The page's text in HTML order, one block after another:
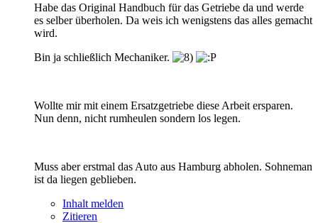
Habe das Original Handbuch für das Getriebe da und werde
es selber überholen. Da weis ich wenigstens das alles gemacht
wird.
Bin ja schließlich Mechaniker.
Wollte mir mit einem Ersatzgetriebe diese Arbeit ersparen.
Nun denn, nicht rumheulen sondern los legen.
Muss aber erstmal das Auto aus Hamburg abholen. Sohneman
ist da liegen geblieben.
Inhalt melden
Zitieren